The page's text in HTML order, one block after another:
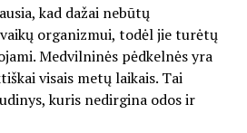
kad dažai nebūtų
organizmui, todėl jie turėtų
Medvilninės pėdkelnės yra
visais metų laikais. Tai
kuris nedirgina odos ir